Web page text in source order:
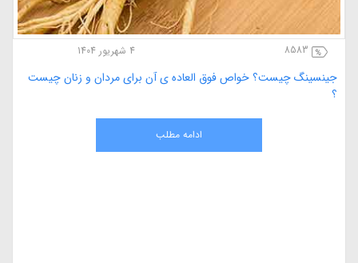
7578 1 مهر 1397
کاشت فیسالیس یا عروسک پشت پرده
ادامه مطلب